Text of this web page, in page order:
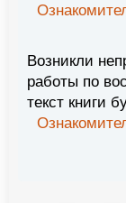
Возникли
работы по
текст книги